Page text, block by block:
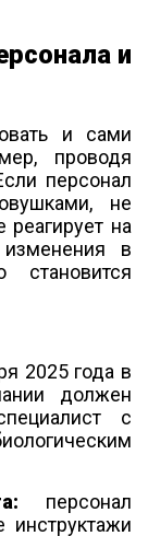
и
и сами
проводя
персонал
не
на
в
становится
2025 года в
должен
с
персонал
инструктажи